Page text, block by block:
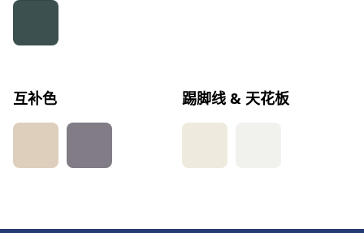
互补色 踢脚线 & 天花板